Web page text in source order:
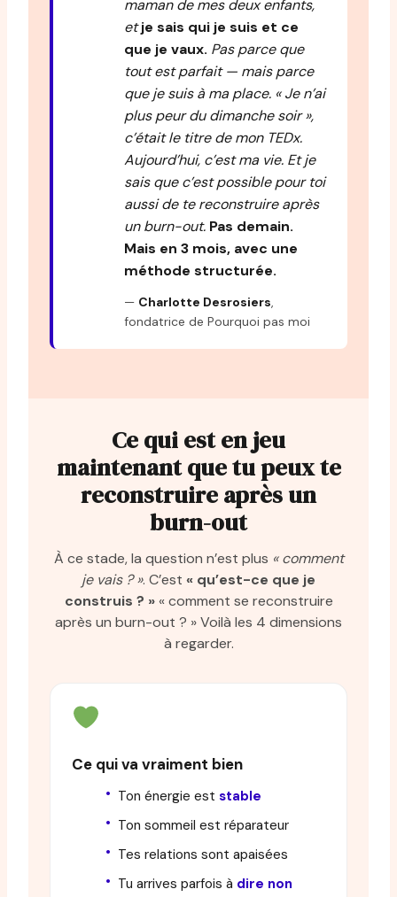
maman de mes deux enfants,
etje sais qui je suis et ce
que je vaux. Pas parce que
tout est parfait — mais parce
que je suis à ma place. « Je n’ai
plus peur du dimanche soir »,
c’était le titre de mon TEDx.
Aujourd’hui, c’est ma vie. Et je
sais que c’est possible pour toi
aussi de te reconstruire après
un burn-out. Pas demain.
Mais en 3 mois, avec une
méthode structurée.
— Charlotte Desrosiers,
fondatrice de Pourquoi pas moi
Ce qui est en jeu
maintenant que tu peux te
reconstruire après un
burn-out
À ce stade, la question n’est plus « comment
je vais ? ». C’est « qu’est-ce que je
construis ? »« comment se reconstruire
après un burn-out ? » Voilà les 4 dimensions
à regarder.
Ce qui va vraiment bien
Ton énergie est stable
Ton sommeil est réparateur
Tes relations sont apaisées
Tu arrives parfois à dire non